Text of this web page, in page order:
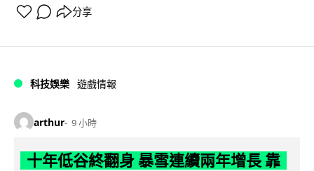
分享
科技娛樂 遊戲情報
arthur 9 小時
十年低谷終翻身 暴雪連續兩年增長 靠